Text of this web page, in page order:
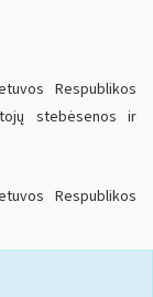
Respublikos
stebėsenos ir
Respublikos